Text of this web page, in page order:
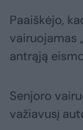
Paaiškėjo,
vairuojamas
antrąją
Senjoro
važiavusį